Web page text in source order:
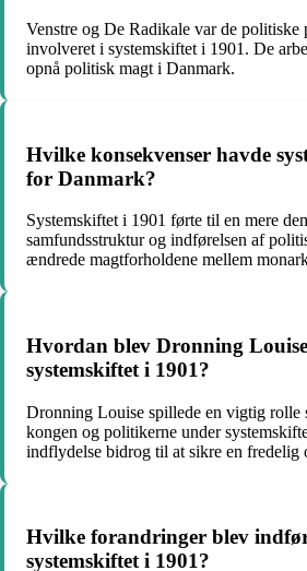
Venstre og De Radikale var de politiske
involveret i systemskiftet i 1901. De
opnå politisk magt i Danmark.
Hvilke konsekvenser havde
for Danmark?
Systemskiftet i 1901 førte til en mere
samfundsstruktur og indførelsen af
ændrede magtforholdene mellem
Hvordan blev Dronning
systemskiftet i 1901?
Dronning Louise spillede en vigtig rolle
kongen og politikerne under
indflydelse bidrog til at sikre en fredelig
Hvilke forandringer blev
systemskiftet i 1901?